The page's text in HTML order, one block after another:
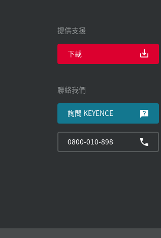
提供支援
下載
聯絡我們
詢問 KEYENCE
0800-010-898